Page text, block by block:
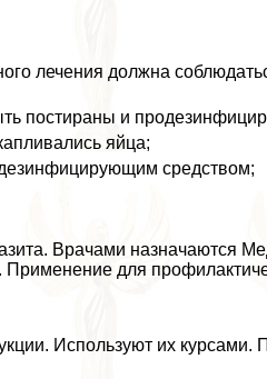
лечения должна
постираны и
яйца;
средством;
Врачами назначаются
для
Используют их курсами.